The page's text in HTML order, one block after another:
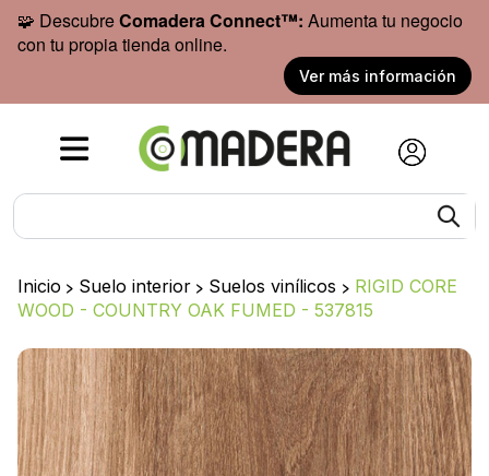
🧩 DescubreComadera Connect™: Aumenta tu negocio
con tu propia tienda online.
Ver más información
Inicio > Suelo interior > Suelos vinílicos > RIGID CORE
WOOD - COUNTRY OAK FUMED - 537815